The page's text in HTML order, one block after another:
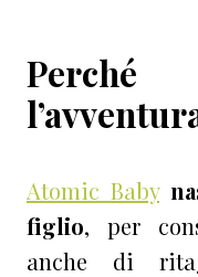
Perché
Atomic Baby
figlio, per
anche di